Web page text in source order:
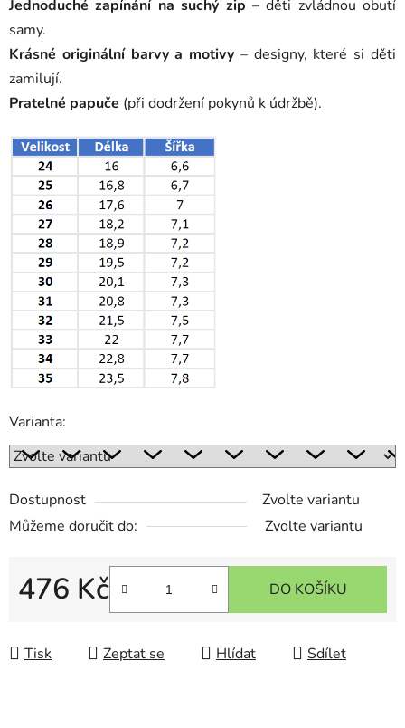
Jednoduché zapínání na suchý zip – děti zvládnou obutí
samy.
Krásné originální barvy a motivy – designy, které si děti
zamilují.
Pratelné papuče (při dodržení pokynů k údržbě).
Varianta:
Dostupnost
Zvolte variantu
Můžeme doručit do:
Zvolte variantu
476 Kč DO KOŠÍKU
Tisk Zeptat se Hlídat Sdílet